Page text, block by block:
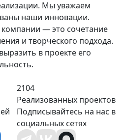
Мы уважаем
наши инновации.
— это сочетание
и творческого подхода.
в проекте его
2104
Реализованных проектов
Подписывайтесь на нас в
социальных сетях